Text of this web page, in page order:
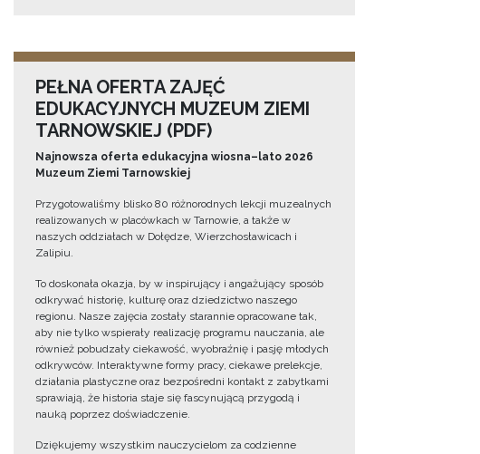
PEŁNA OFERTA ZAJĘĆ
EDUKACYJNYCH MUZEUM ZIEMI
TARNOWSKIEJ (PDF)
Najnowsza oferta edukacyjna wiosna–lato 2026
Muzeum Ziemi Tarnowskiej
Przygotowaliśmy blisko 80 różnorodnych lekcji muzealnych
realizowanych w placówkach w Tarnowie, a także w
naszych oddziałach w Dołędze, Wierzchosławicach i
Zalipiu.
To doskonała okazja, by w inspirujący i angażujący sposób
odkrywać historię, kulturę oraz dziedzictwo naszego
regionu. Nasze zajęcia zostały starannie opracowane tak,
aby nie tylko wspierały realizację programu nauczania, ale
również pobudzały ciekawość, wyobraźnię i pasję młodych
odkrywców. Interaktywne formy pracy, ciekawe prelekcje,
działania plastyczne oraz bezpośredni kontakt z zabytkami
sprawiają, że historia staje się fascynującą przygodą i
nauką poprzez doświadczenie.
Dziękujemy wszystkim nauczycielom za codzienne